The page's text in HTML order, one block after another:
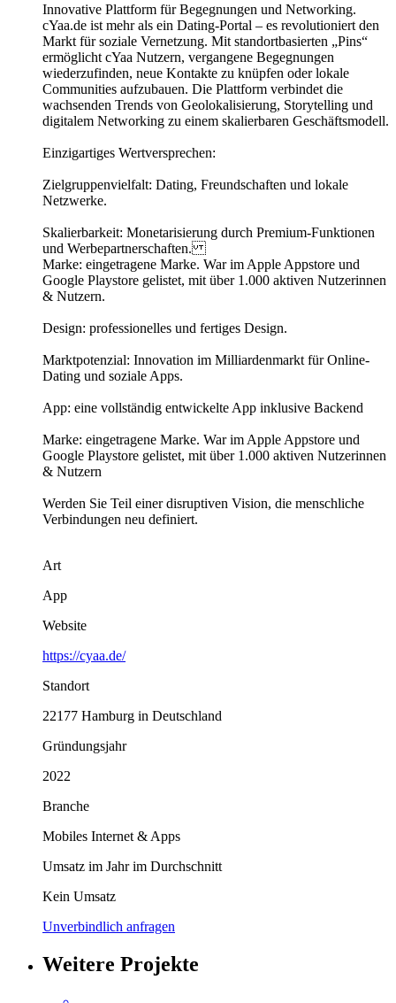
Innovative Plattform für Begegnungen und Networking.
cYaa.de ist mehr als ein Dating-Portal – es revolutioniert den
Markt für soziale Vernetzung. Mit standortbasierten „Pins“
ermöglicht cYaa Nutzern, vergangene Begegnungen
wiederzufinden, neue Kontakte zu knüpfen oder lokale
Communities aufzubauen. Die Plattform verbindet die
wachsenden Trends von Geolokalisierung, Storytelling und
digitalem Networking zu einem skalierbaren Geschäftsmodell.
Einzigartiges Wertversprechen:
Zielgruppenvielfalt: Dating, Freundschaften und lokale
Netzwerke.
Skalierbarkeit: Monetarisierung durch Premium-Funktionen
und Werbepartnerschaften.
Marke: eingetragene Marke. War im Apple Appstore und
Google Playstore gelistet, mit über 1.000 aktiven Nutzerinnen
& Nutzern.
Design: professionelles und fertiges Design.
Marktpotenzial: Innovation im Milliardenmarkt für Online-
Dating und soziale Apps.
App: eine vollständig entwickelte App inklusive Backend
Marke: eingetragene Marke. War im Apple Appstore und
Google Playstore gelistet, mit über 1.000 aktiven Nutzerinnen
& Nutzern
Werden Sie Teil einer disruptiven Vision, die menschliche
Verbindungen neu definiert.
Art
App
Website
https://cyaa.de/
Standort
22177 Hamburg in Deutschland
Gründungsjahr
2022
Branche
Mobiles Internet & Apps
Umsatz im Jahr im Durchschnitt
Kein Umsatz
Unverbindlich anfragen
Weitere Projekte